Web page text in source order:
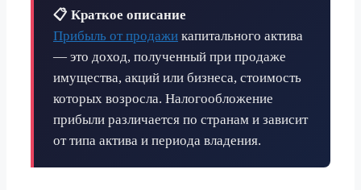
📋 Краткое описание
Прибыль от продажи капитального актива
— это доход, полученный при продаже
имущества, акций или бизнеса, стоимость
которых возросла. Налогообложение
прибыли различается по странам и зависит
от типа актива и периода владения.